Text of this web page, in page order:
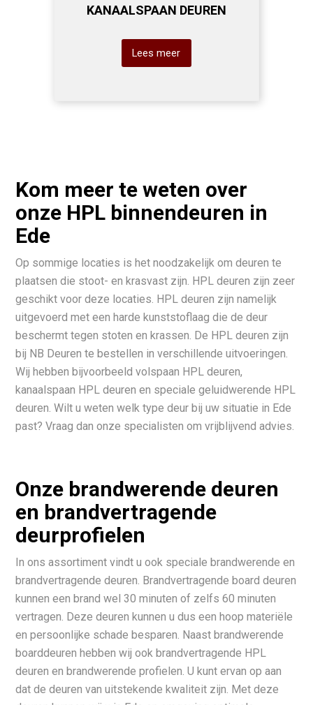
KANAALSPAAN DEUREN
Lees meer
Kom meer te weten over
onze HPL binnendeuren in
Ede
Op sommige locaties is het noodzakelijk om deuren te
plaatsen die stoot- en krasvast zijn. HPL deuren zijn zeer
geschikt voor deze locaties. HPL deuren zijn namelijk
uitgevoerd met een harde kunststoflaag die de deur
beschermt tegen stoten en krassen. De HPL deuren zijn
bij NB Deuren te bestellen in verschillende uitvoeringen.
Wij hebben bijvoorbeeld volspaan HPL deuren,
kanaalspaan HPL deuren en speciale geluidwerende HPL
deuren. Wilt u weten welk type deur bij uw situatie in Ede
past? Vraag dan onze specialisten om vrijblijvend advies.
Onze brandwerende deuren
en brandvertragende
deurprofielen
In ons assortiment vindt u ook speciale brandwerende en
brandvertragende deuren. Brandvertragende board deuren
kunnen een brand wel 30 minuten of zelfs 60 minuten
vertragen. Deze deuren kunnen u dus een hoop materiële
en persoonlijke schade besparen. Naast brandwerende
boarddeuren hebben wij ook brandvertragende HPL
deuren en brandwerende profielen. U kunt ervan op aan
dat de deuren van uitstekende kwaliteit zijn. Met deze